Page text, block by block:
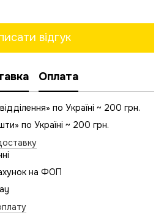
відгук
Оплата
по Україні ~ 200 грн.
по Україні ~ 200 грн.
на ФОП